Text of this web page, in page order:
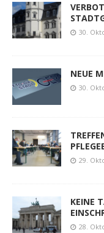
30.
NEUE
30.
29.
KEINE
28.